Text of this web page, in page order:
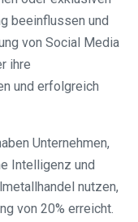
beeinflussen und
von Social Media
ihre
und erfolgreich
Unternehmen,
Intelligenz und
nutzen,
von 20% erreicht.